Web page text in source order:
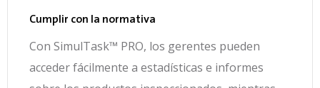
Cumplir con la normativa
Con SimulTask™ PRO, los gerentes pueden
acceder fácilmente a estadísticas e informes